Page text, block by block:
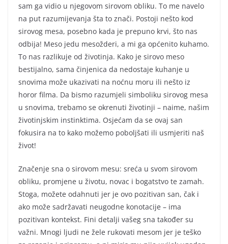
sam ga vidio u njegovom sirovom obliku. To me navelo
na put razumijevanja šta to znači. Postoji nešto kod
sirovog mesa, posebno kada je prepuno krvi, što nas
odbija! Meso jedu mesožderi, a mi ga općenito kuhamo.
To nas razlikuje od životinja. Kako je sirovo meso
bestijalno, sama činjenica da nedostaje kuhanje u
snovima može ukazivati na noćnu moru ili nešto iz
horor filma. Da bismo razumjeli simboliku sirovog mesa
u snovima, trebamo se okrenuti životinji – naime, našim
životinjskim instinktima. Osjećam da se ovaj san
fokusira na to kako možemo poboljšati ili usmjeriti naš
život!
Značenje sna o sirovom mesu: sreća u svom sirovom
obliku, promjene u životu, novac i bogatstvo te zamah.
Stoga, možete odahnuti jer je ovo pozitivan san, čak i
ako može sadržavati neugodne konotacije – ima
pozitivan kontekst. Fini detalji vašeg sna također su
važni. Mnogi ljudi ne žele rukovati mesom jer je teško